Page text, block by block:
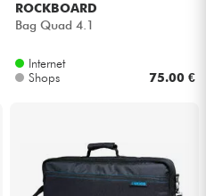
ROCKBOARD
Bag Quad 4.1
Internet
Shops
75.00 €